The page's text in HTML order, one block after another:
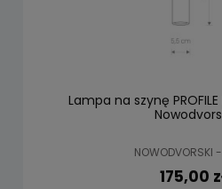
Lampa na szynę PROFILE
NOWODVORSKI
175,00